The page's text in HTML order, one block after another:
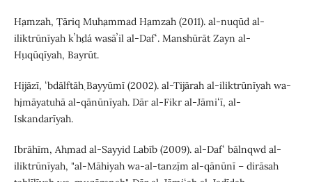
Ḥamzah, Ṭāriq Muḥammad Ḥamzah (2011). al-nuqūd al-
iliktrūnīyah kʼḥdá wasāʼil al-Dafʻ. Manshūrāt Zayn al-
Ḥuqūqīyah, Bayrūt.
Ḥijāzī, ʻbdālftāḥ Bayyūmī (2002). al-Tijārah al-iliktrūnīyah wa-
ḥimāyatuhā al-qānūnīyah. Dār al-Fikr al-Jāmiʻī, al-
Iskandarīyah.
Ibrāhīm, Aḥmad al-Sayyid Labīb (2009). al-Dafʻ bālnqwd al-
iliktrūnīyah, "al-Māhiyah wa-al-tanẓīm al-qānūnī – dirāsah